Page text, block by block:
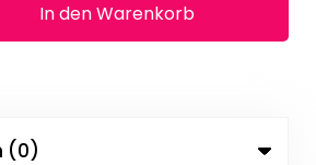
In den Warenkorb
(0)